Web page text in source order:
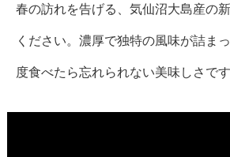
春の訪れを告げる、気仙沼大島産の
ください。濃厚で独特の風味が詰ま
度食べたら忘れられない美味しさです